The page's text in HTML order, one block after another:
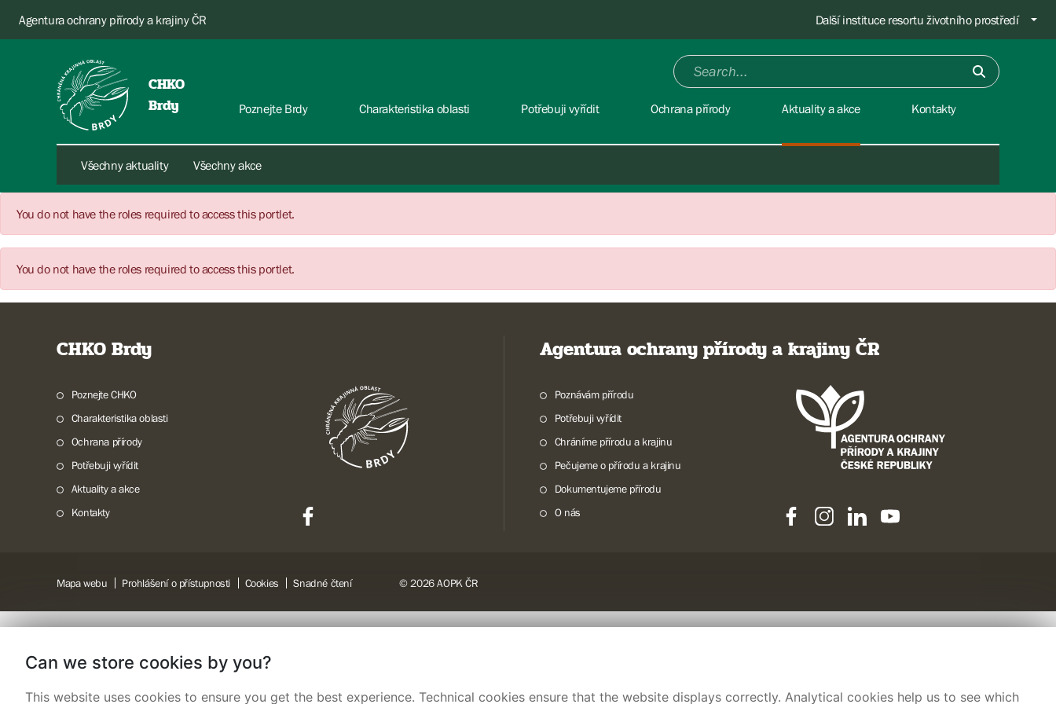
Agentura ochrany přírody a krajiny ČR Další instituce resortu životního prostředí
CHKO
Brdy
Poznejte Brdy Charakteristika oblasti Potřebuji vyřídit Ochrana přírody Aktuality a akce
Všechny aktuality Všechny akce
Kontakty
You do not have the roles required to access this portlet.
You do not have the roles required to access this portlet.
CHKO Brdy
Poznejte CHKO
Charakteristika oblasti
Ochrana přírody
Potřebuji vyřídit
Aktuality a akce
Kontakty
Agentura ochrany přírody a krajiny ČR
Poznávám přírodu
Potřebuji vyřídit
Chráníme přírodu a krajinu
Pečujeme o přírodu a krajinu
Dokumentujeme přírodu
O nás
Mapa webu Prohlášení o přístupnosti Cookies Snadné čtení © 2026 AOPK ČR
Can we store cookies by you?
This website uses cookies to ensure you get the best experience. Technical cookies ensure that the website displays correctly. Analytical cookies help us to see which